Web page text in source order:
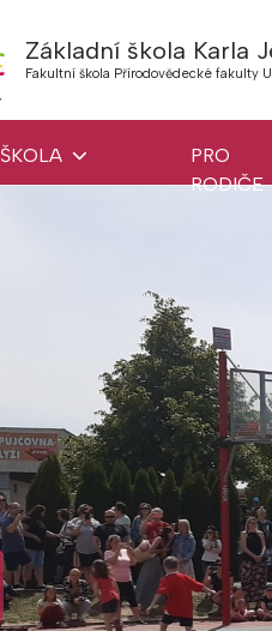
Základní škola Karla
Fakultní škola Přírodovědecké fakulty
ŠKOLA
PRO
RODIČE